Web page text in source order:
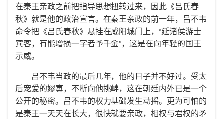
在秦王亲政之前把指导思想扭转过来，因此《吕氏春
秋》就是他的政治宣言。在秦王亲政的前一年，吕不韦
命令把《吕氏春秋》悬挂在咸阳城门上，“延诸侯游士
宾客，有能增损一字者予千金”，这是在向年轻的国王
示威。
吕不韦当政的最后几年，他的日子并不好过。受太
后宠爱的嫪毐，不断向他挑衅，这在朝廷内外已是一个
公开的秘密。吕不韦的权力基础发生动摇。更为可怕的
是秦王一天天在长大，很快就要亲政，相权与君权的矛